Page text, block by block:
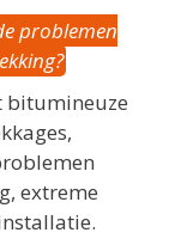
problemen
bitumineuze
extreme